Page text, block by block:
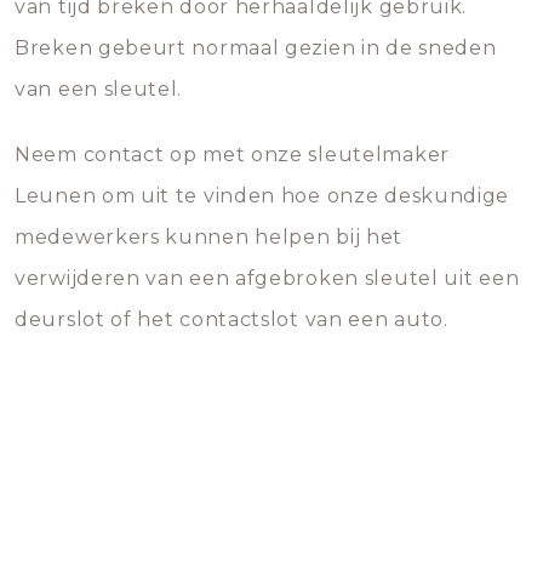
van tijd breken door herhaaldelijk gebruik.
Breken gebeurt normaal gezien in de sneden
van een sleutel.
Neem contact op met onze sleutelmaker
Leunen om uit te vinden hoe onze deskundige
medewerkers kunnen helpen bij het
verwijderen van een afgebroken sleutel uit een
deurslot of het contactslot van een auto.